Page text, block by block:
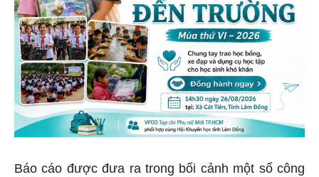
Báo cáo được đưa ra trong bối cảnh một số công